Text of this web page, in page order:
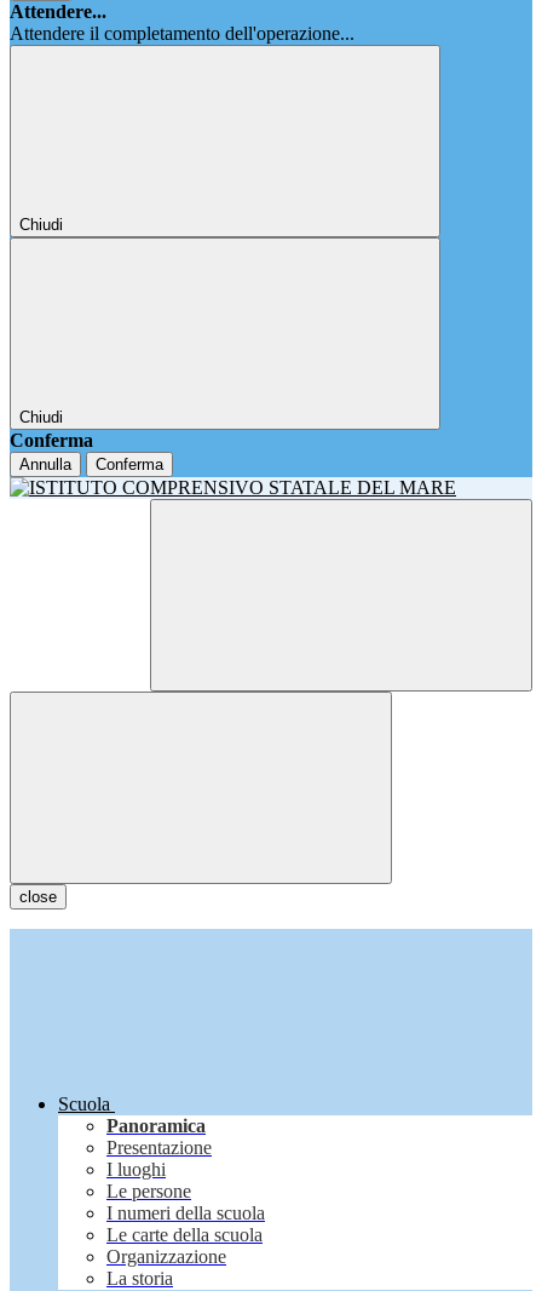
Attendere...
Attendere il completamento dell'operazione...
Chiudi
Chiudi
Conferma
Annulla Conferma
close
Scuola
Panoramica
Presentazione
I luoghi
Le persone
I numeri della scuola
Le carte della scuola
Organizzazione
La storia